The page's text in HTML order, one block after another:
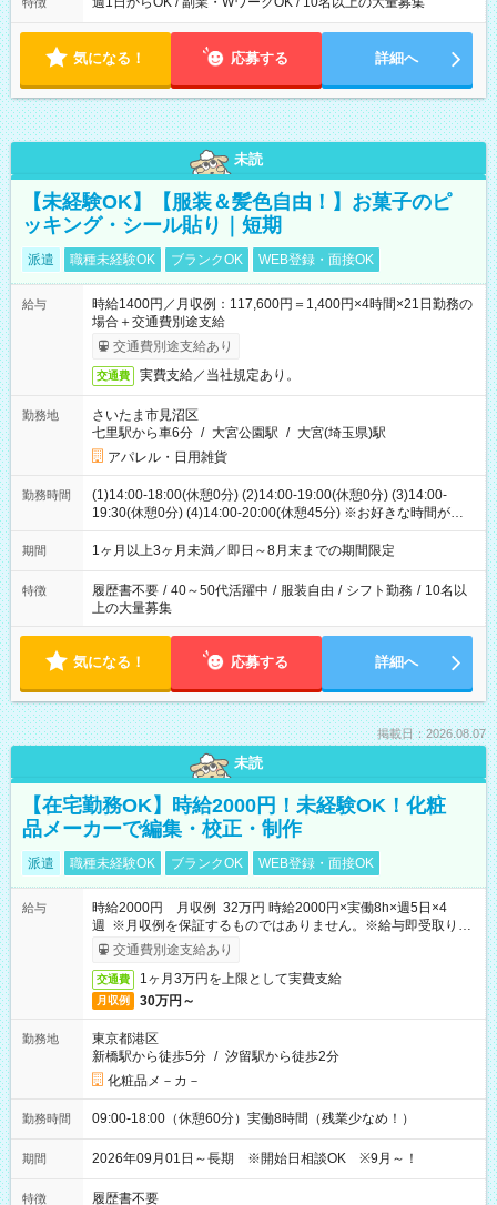
気になる！ 応募する 詳細へ
未読
【未経験OK】【服装＆髪色自由！】お菓子のピ
ッキング・シール貼り｜短期
派遣 職種未経験OK ブランクOK WEB登録・面接OK
給与
時給1400円／月収例：117,600円＝1,400円×4時間×21日勤務の
場合＋交通費別途支給
交通費別途支給あり
交通費 実費支給／当社規定あり。
勤務地
さいたま市見沼区
七里駅から車6分 / 大宮公園駅 / 大宮(埼玉県)駅
アパレル・日用雑貨
勤務時間
(1)14:00-18:00(休憩0分) (2)14:00-19:00(休憩0分) (3)14:00-
19:30(休憩0分) (4)14:00-20:00(休憩45分) ※お好きな時間が選べ
ます
期間 1ヶ月以上3ヶ月未満／即日～8月末までの期間限定
特徴 履歴書不要 / 40～50代活躍中 / 服装自由 / シフト勤務 / 10名以
上の大量募集
気になる！ 応募する 詳細へ
掲載日：2026.08.07
未読
【在宅勤務OK】時給2000円！未経験OK！化粧
品メーカーで編集・校正・制作
派遣 職種未経験OK ブランクOK WEB登録・面接OK
給与
時給2000円 月収例 32万円 時給2000円×実働8h×週5日×4
週 ※月収例を保証するものではありません。※給与即受取りサ
ービス利用可（利用条件有）
交通費別途支給あり
交通費 1ヶ月3万円を上限として実費支給
月収例 30万円～
勤務地
東京都港区
新橋駅から徒歩5分 / 汐留駅から徒歩2分
化粧品メ－カ－
勤務時間 09:00-18:00（休憩60分）実働8時間（残業少なめ！）
期間 2026年09月01日～長期 ※開始日相談OK ※9月～！
特徴 履歴書不要